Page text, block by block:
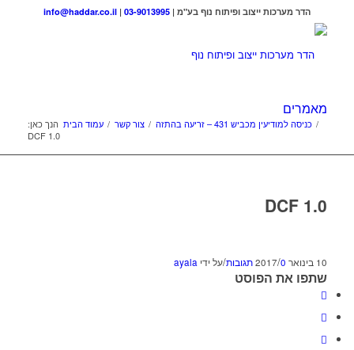
הדר מערכות ייצוב ופיתוח נוף בע"מ | 03-9013995
|
info@haddar.co.il
מאמרים
הנך כאן: עמוד הבית / צור קשר / כניסה למודיעין מכביש 431 – זריעה בהתזה /
DCF 1.0
DCF 1.0
10 בינואר 2017 /0 תגובות /על ידי ayala
שתפו את הפוסט